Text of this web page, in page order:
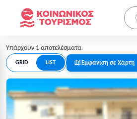
Υπάρχουν 1 αποτελέσματα
GRID LIST Εμφάνιση σε Χάρτη